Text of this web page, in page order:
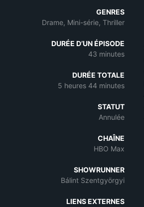
GENRES
Drame, Mini-série, Thriller
DURÉE D’UN ÉPISODE
43 minutes
DURÉE TOTALE
5 heures 44 minutes
STATUT
Annulée
CHAÎNE
HBO Max
SHOWRUNNER
Bálint Szentgyörgyi
LIENS EXTERNES